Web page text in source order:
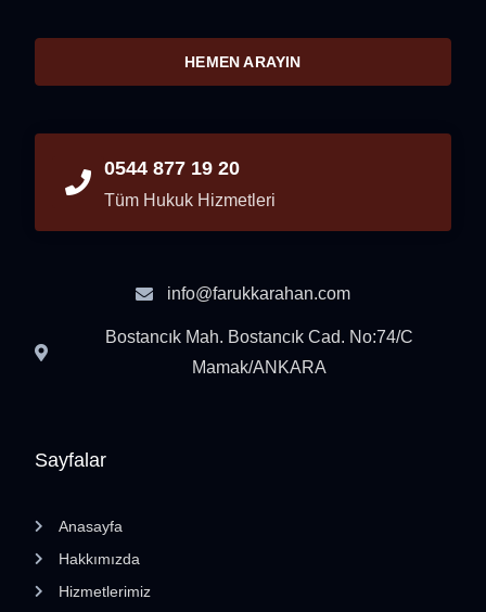
Sayfalar
Anasayfa
Hakkımızda
Hizmetlerimiz
HEMEN ARAYIN
0544 877 19 20
Tüm Hukuk Hizmetleri
info@farukkarahan.com
Bostancık Mah. Bostancık Cad. No:74/C
Mamak/ANKARA